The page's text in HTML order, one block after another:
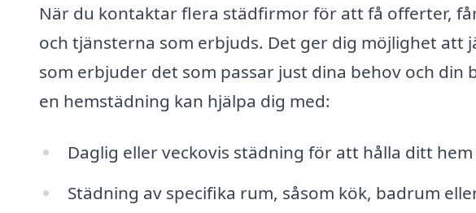
När du kontaktar flera städfirmor för att få offerter,
och tjänsterna som erbjuds. Det ger dig möjlighet att
som erbjuder det som passar just dina behov och din
en hemstädning kan hjälpa dig med:
Daglig eller veckovis städning för att hålla ditt
Städning av specifika rum, såsom kök, badrum